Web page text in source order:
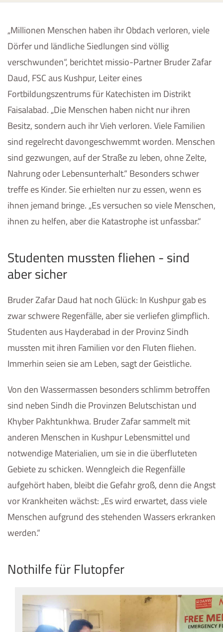
„Millionen Menschen haben ihr Obdach verloren, viele
Dörfer und ländliche Siedlungen sind völlig
verschwunden“, berichtet missio-Partner Bruder Zafar
Daud, FSC aus Kushpur, Leiter eines
Fortbildungszentrums für Katechisten im Distrikt
Faisalabad. „Die Menschen haben nicht nur ihren
Besitz, sondern auch ihr Vieh verloren. Viele Familien
sind regelrecht davongeschwemmt worden. Menschen
sind gezwungen, auf der Straße zu leben, ohne Zelte,
Nahrung oder Lebensunterhalt.“ Besonders schwer
treffe es Kinder. Sie erhielten nur zu essen, wenn es
ihnen jemand bringe. „Es versuchen so viele Menschen,
ihnen zu helfen, aber die Katastrophe ist unfassbar.“
Studenten mussten fliehen - sind
aber sicher
Bruder Zafar Daud hat noch Glück: In Kushpur gab es
zwar schwere Regenfälle, aber sie verliefen glimpflich.
Studenten aus Hayderabad in der Provinz Sindh
mussten mit ihren Familien vor den Fluten fliehen.
Immerhin seien sie am Leben, sagt der Geistliche.
Von den Wassermassen besonders schlimm betroffen
sind neben Sindh die Provinzen Belutschistan und
Khyber Pakhtunkhwa. Bruder Zafar sammelt mit
anderen Menschen in Kushpur Lebensmittel und
notwendige Materialien, um sie in die überfluteten
Gebiete zu schicken. Wenngleich die Regenfälle
aufgehört haben, bleibt die Gefahr groß, denn die Angst
vor Krankheiten wächst: „Es wird erwartet, dass viele
Menschen aufgrund des stehenden Wassers erkranken
werden.“
Nothilfe für Flutopfer